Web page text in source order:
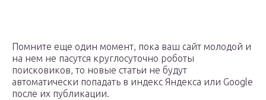
Помните еще один момент, пока ваш сайт молодой и
на нем не пасутся круглосуточно роботы
поисковиков, то новые статьи не будут
автоматически попадать в индекс Яндекса или Google
после их публикации.